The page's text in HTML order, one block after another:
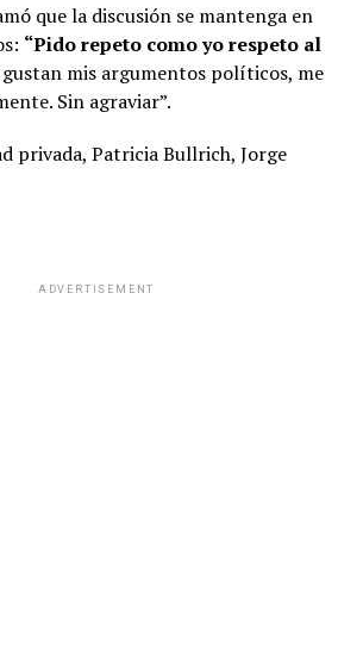
que la discusión se mantenga en
“Pido repeto como yo respeto al
gustan mis argumentos políticos, me
Sin agraviar”.
privada, Patricia Bullrich, Jorge
ADVERTISEMENT